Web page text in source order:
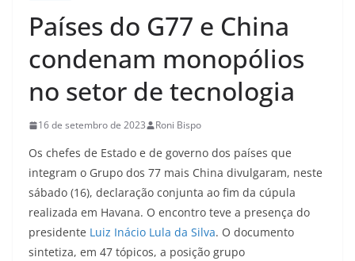
Países do G77 e China
condenam monopólios
no setor de tecnologia
16 de setembro de 2023 Roni Bispo
Os chefes de Estado e de governo dos países que
integram o Grupo dos 77 mais China divulgaram, neste
sábado (16), declaração conjunta ao fim da cúpula
realizada em Havana. O encontro teve a presença do
presidente Luiz Inácio Lula da Silva. O documento
sintetiza, em 47 tópicos, a posição grupo